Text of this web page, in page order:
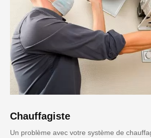
Chauffagiste
Un problème avec votre système de